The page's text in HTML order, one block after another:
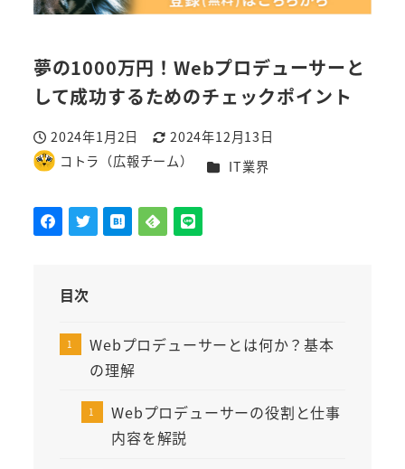
夢の1000万円！Webプロデューサーと
して成功するためのチェックポイント
投稿日
2024年1月2日
更新日
2024年12月13日
著
コトラ（広報チーム） カテゴリー
IT業界
目次
Webプロデューサーとは何か？基本
の理解
Webプロデューサーの役割と仕事
内容を解説